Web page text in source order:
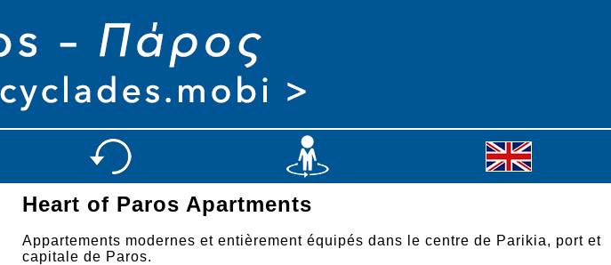
Heart of Paros Apartments
Appartements modernes et entièrement équipés dans le centre de Parikia, port et
capitale de Paros.